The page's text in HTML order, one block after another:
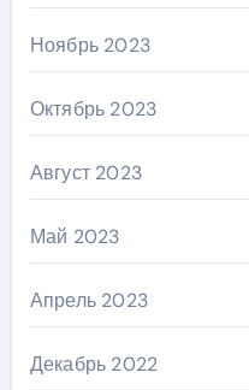
Ноябрь 2023
Октябрь 2023
Август 2023
Май 2023
Апрель 2023
Декабрь 2022